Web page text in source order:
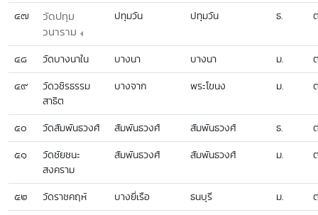
๔๗
วัดปทุม
วนาราม
ปทุมวัน ปทุมวัน ธ.
๔๘ วัดบางนาใน บางนา บางนา ม.
๔๙
วัดวชิรธรรม
สาธิต
บางจาก พระโขนง ม.
๕๐ วัดสัมพันธวงศ์ สัมพันธวงศ์ สัมพันธวงศ์ ธ.
๕๑
วัดชัยชนะ
สงคราม
สัมพันธวงศ์ สัมพันธวงศ์ ม.
๕๒ วัดราชคฤห์ บางยี่เรือ ธนบุรี ม.